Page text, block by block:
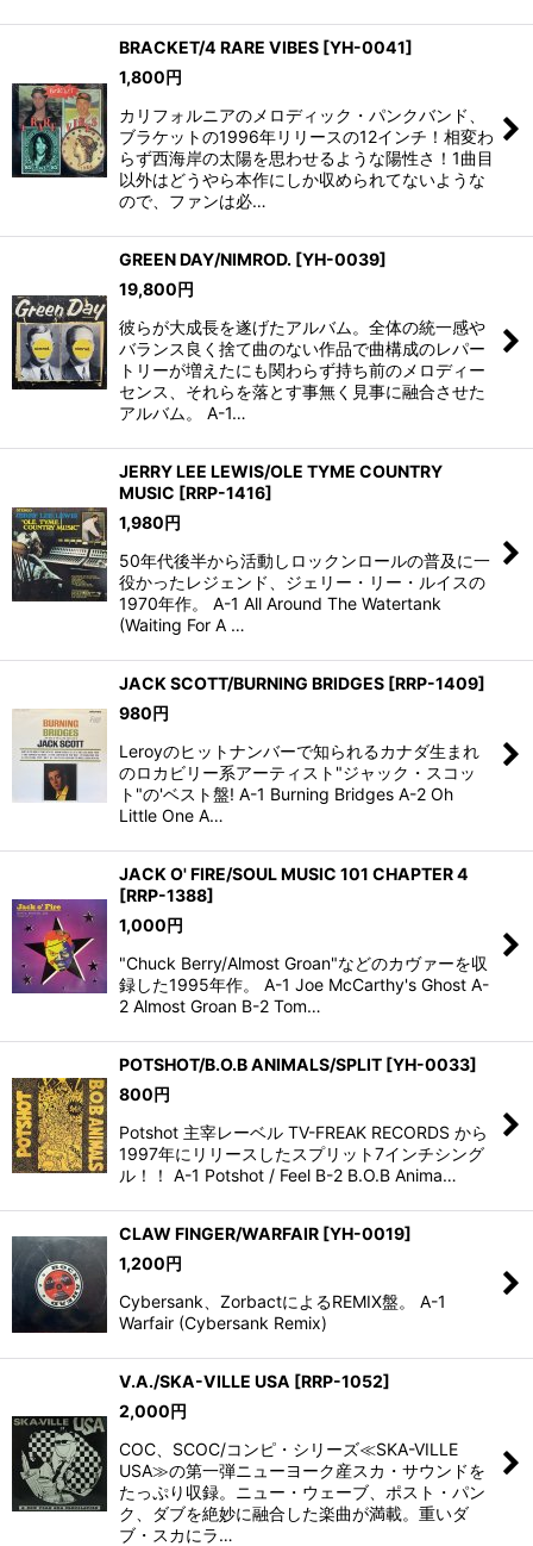
BRACKET/4 RARE VIBES [YH-0041]
1,800円
カリフォルニアのメロディック・パンクバンド、
ブラケットの1996年リリースの12インチ！相変わ
らず西海岸の太陽を思わせるような陽性さ！1曲目
以外はどうやら本作にしか収められてないような
ので、ファンは必…
GREEN DAY/NIMROD. [YH-0039]
19,800円
彼らが大成長を遂げたアルバム。全体の統一感や
バランス良く捨て曲のない作品で曲構成のレパー
トリーが増えたにも関わらず持ち前のメロディー
センス、それらを落とす事無く見事に融合させた
アルバム。 A-1…
JERRY LEE LEWIS/OLE TYME COUNTRY
MUSIC [RRP-1416]
1,980円
50年代後半から活動しロックンロールの普及に一
役かったレジェンド、ジェリー・リー・ルイスの
1970年作。 A-1 All Around The Watertank
(Waiting For A …
JACK SCOTT/BURNING BRIDGES [RRP-1409]
980円
Leroyのヒットナンバーで知られるカナダ生まれ
のロカビリー系アーティスト"ジャック・スコッ
ト"の'ベスト盤! A-1 Burning Bridges A-2 Oh
Little One A…
JACK O' FIRE/SOUL MUSIC 101 CHAPTER 4
[RRP-1388]
1,000円
"Chuck Berry/Almost Groan"などのカヴァーを収
録した1995年作。 A-1 Joe McCarthy's Ghost A-
2 Almost Groan B-2 Tom…
POTSHOT/B.O.B ANIMALS/SPLIT [YH-0033]
800円
Potshot 主宰レーベル TV-FREAK RECORDS から
1997年にリリースしたスプリット7インチシング
ル！！ A-1 Potshot / Feel B-2 B.O.B Anima…
CLAW FINGER/WARFAIR [YH-0019]
1,200円
Cybersank、ZorbactによるREMIX盤。 A-1
Warfair (Cybersank Remix)
V.A./SKA-VILLE USA [RRP-1052]
2,000円
COC、SCOC/コンピ・シリーズ≪SKA-VILLE
USA≫の第一弾ニューヨーク産スカ・サウンドを
たっぷり収録。ニュー・ウェーブ、ポスト・パン
ク、ダブを絶妙に融合した楽曲が満載。重いダ
ブ・スカにラ…